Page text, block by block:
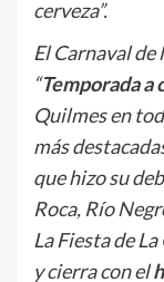
cerveza”.
El Carnaval de
“Temporada a
Quilmes en
más
que hizo su
Roca, Río
La Fiesta de
y cierra con el